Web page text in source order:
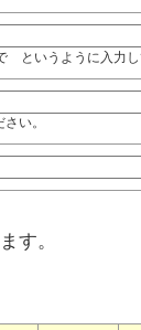
いうように入力し
い。
す。